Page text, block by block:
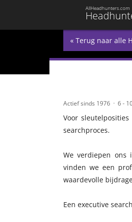
AllHeadhunters.com
« Terug naar alle
Actief sinds 1976 6 -
Voor
searchproces.
We verdiepen ons
vinden we een
waardevolle
Een executive